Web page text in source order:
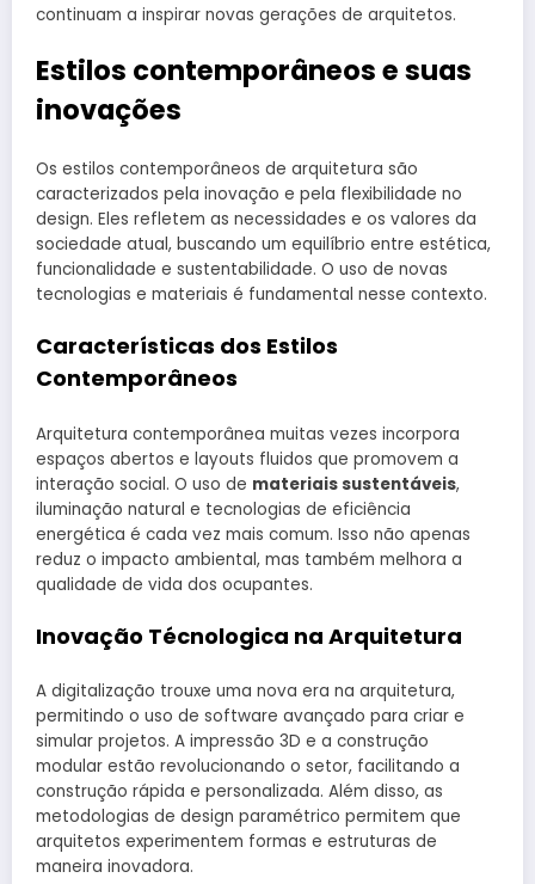
continuam a inspirar novas gerações de arquitetos.
Estilos contemporâneos e suas
inovações
Os estilos contemporâneos de arquitetura são
caracterizados pela inovação e pela flexibilidade no
design. Eles refletem as necessidades e os valores da
sociedade atual, buscando um equilíbrio entre estética,
funcionalidade e sustentabilidade. O uso de novas
tecnologias e materiais é fundamental nesse contexto.
Características dos Estilos
Contemporâneos
Arquitetura contemporânea muitas vezes incorpora
espaços abertos e layouts fluidos que promovem a
interação social. O uso de materiais sustentáveis,
iluminação natural e tecnologias de eficiência
energética é cada vez mais comum. Isso não apenas
reduz o impacto ambiental, mas também melhora a
qualidade de vida dos ocupantes.
Inovação Técnologica na Arquitetura
A digitalização trouxe uma nova era na arquitetura,
permitindo o uso de software avançado para criar e
simular projetos. A impressão 3D e a construção
modular estão revolucionando o setor, facilitando a
construção rápida e personalizada. Além disso, as
metodologias de design paramétrico permitem que
arquitetos experimentem formas e estruturas de
maneira inovadora.